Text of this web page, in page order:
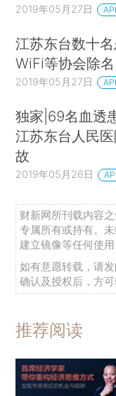
2019年05月27日
江苏东台数十
WiFi等协会除名
2019年05月27日
独家|69名血透
江苏东台人民
故
2019年05月26日
财新网所刊载内容
专属所有或持有。
建立镜像等任何使用
如有意愿转载，请
确认及授权后，方可
推荐阅读